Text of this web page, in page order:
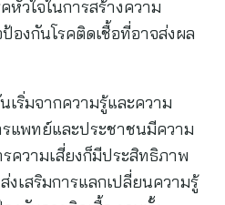
วใจในการสร้างความ
องกันโรคติดเชื้อที่อาจส่งผล
เริ่มจากความรู้และความ
รแพทย์และประชาชนมีความ
ความเสี่ยงก็มีประสิทธิภาพ
งเสริมการแลกเปลี่ยนความรู้